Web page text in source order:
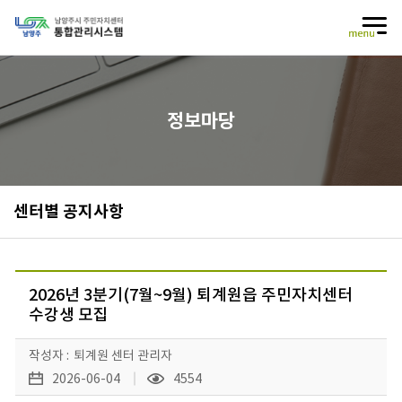
정보마당
센터별 공지사항
2026년 3분기(7월~9월) 퇴계원읍 주민자치센터
수강생 모집
작성자 : 퇴계원 센터 관리자
2026-06-04
4554